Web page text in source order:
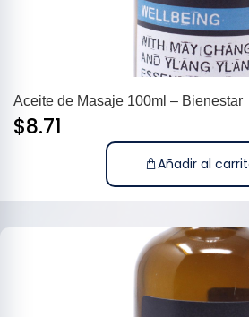
Aceite de Masaje 100ml – Bienestar
$8.71
Añadir al